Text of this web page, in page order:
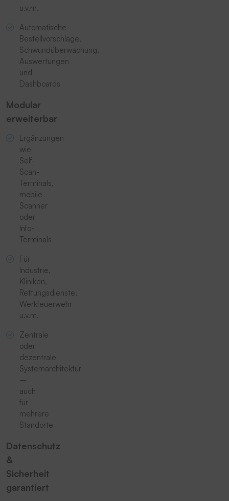
u.v.m.
Automatische
Bestellvorschläge,
Schwundüberwachung,
Auswertungen
und
Dashboards
Modular
erweiterbar
Ergänzungen
wie
Self-
Scan-
Terminals,
mobile
Scanner
oder
Info-
Terminals
Für
Industrie,
Kliniken,
Rettungsdienste,
Werkfeuerwehr
u.v.m.
Zentrale
oder
dezentrale
Systemarchitektur
–
auch
für
mehrere
Standorte
Datenschutz
&
Sicherheit
garantiert